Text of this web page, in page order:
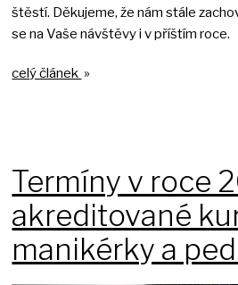
štěstí. Děkujeme, že nám stále
se na Vaše návštěvy i v příštím roce.
celý článek »
Termíny v roce
akreditované
manikérky a